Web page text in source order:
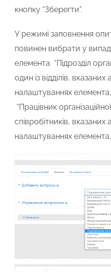
кнопку “Зберегти”.
У режимі заповнення
повинен вибрати у
елемента “Підрозділ
один із відділів,
налаштуваннях
“Працівник
співробітників, вказаних
налаштуваннях елемента.